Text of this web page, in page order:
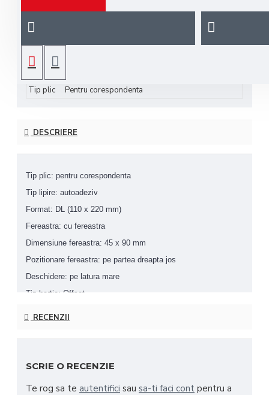
Tip hârtie
Tip hartie
Tip lipire
Tip plic Pentru corespondenta
DESCRIERE
Tip plic: pentru corespondenta
Tip lipire: autoadeziv
Format: DL (110 x 220 mm)
Fereastra: cu fereastra
Dimensiune fereastra: 45 x 90 mm
Pozitionare fereastra: pe partea dreapta jos
Deschidere: pe latura mare
Tip hartie: Offset
RECENZII
SCRIE O RECENZIE
Te rog sa te autentifici sau sa-ti faci cont pentru a